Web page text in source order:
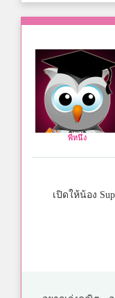
พี่หนึ่ง
เปิดให้น้อง